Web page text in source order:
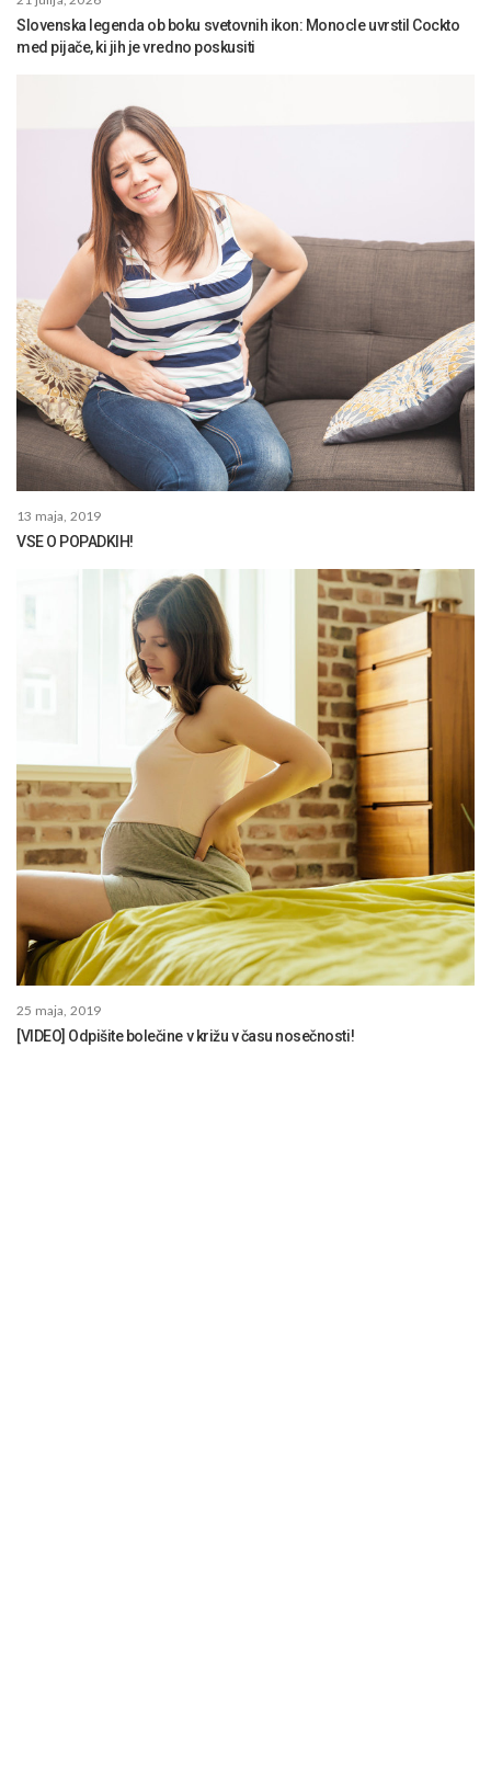
Slovenska legenda ob boku svetovnih ikon: Monocle uvrstil Cockto
med pijače, ki jih je vredno poskusiti
13 maja, 2019
VSE O POPADKIH!
25 maja, 2019
[VIDEO] Odpišite bolečine v križu v času nosečnosti!